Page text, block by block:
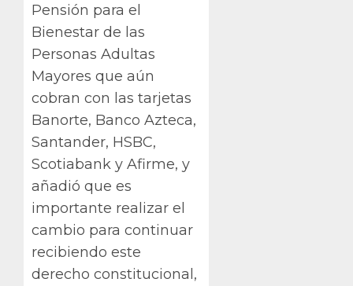
Pensión para el
Bienestar de las
Personas Adultas
Mayores que aún
cobran con las tarjetas
Banorte, Banco Azteca,
Santander, HSBC,
Scotiabank y Afirme, y
añadió que es
importante realizar el
cambio para continuar
recibiendo este
derecho constitucional,